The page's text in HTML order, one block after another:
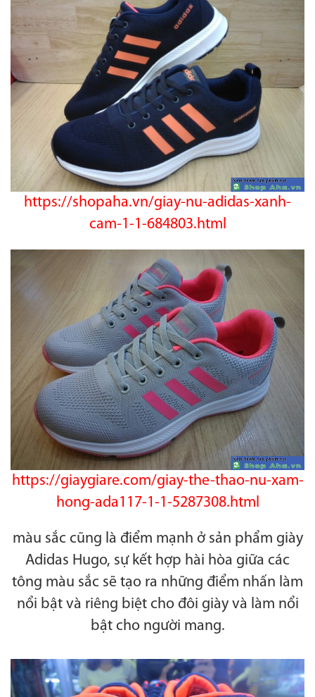
https://shopaha.vn/giay-nu-adidas-xanh-
cam-1-1-684803.html
https://giaygiare.com/giay-the-thao-nu-xam-
hong-ada117-1-1-5287308.html
màu sắc cũng là điểm mạnh ở sản phẩm giày
Adidas Hugo, sự kết hợp hài hòa giữa các
tông màu sắc sẽ tạo ra những điểm nhấn làm
nổi bật và riêng biệt cho đôi giày và làm nổi
bật cho người mang.